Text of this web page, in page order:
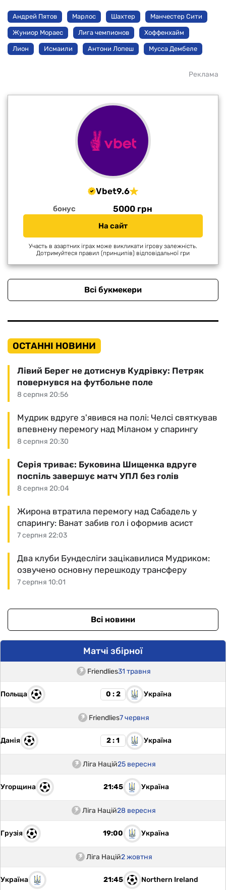
Андрей Пятов Марлос Шахтер Манчестер Сити
Жуниор Мораес Лига чемпионов Хоффенхайм
Лион Исмаили Антони Лопеш Мусса Дембеле
Реклама
Vbet9.6
бонус 5000 грн
На сайт
Участь в азартних іграх може викликати ігрову залежність.
Дотримуйтеся правил (принципів) відповідальної гри
Всі букмекери
ОСТАННІ НОВИНИ
8 серпня 20:56
Лівий Берег не дотиснув Кудрівку: Петряк
повернувся на футбольне поле
8 серпня 20:30
Мудрик вдруге з'явився на полі: Челсі святкував
впевнену перемогу над Міланом у спарингу
8 серпня 20:04
Серія триває: Буковина Шищенка вдруге
поспіль завершує матч УПЛ без голів
7 серпня 22:03
Жирона втратила перемогу над Сабадель у
спарингу: Ванат забив гол і оформив асист
7 серпня 10:01
Два клуби Бундесліги зацікавилися Мудриком:
озвучено основну перешкоду трансферу
Всі новини
Матчі збірної
Friendlies31 травня
Польща 0 : 2 Україна
Friendlies7 червня
Данія 2 : 1 Україна
Ліга Націй25 вересня
Угорщина 21:45 Україна
Ліга Націй28 вересня
Грузія 19:00 Україна
Ліга Націй2 жовтня
Україна 21:45 Northern Ireland